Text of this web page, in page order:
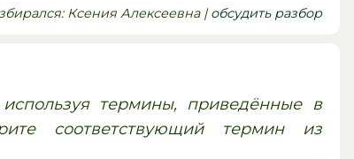
Ксения Алексеевна |обсудить разбор
термины, приведённые в
соответствующий термин из